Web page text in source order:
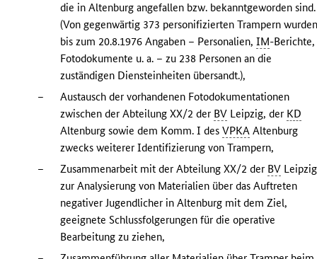
die in Altenburg angefallen bzw. bekanntgeworden sind.
(Von gegenwärtig 373 personifizierten Trampern
bis zum 20.8.1976 Angaben – Personalien,IM-Berichte,
Fotodokumente u. a. – zu 238 Personen an die
zuständigen Diensteinheiten übersandt.),
–
Austausch der vorhandenen Fotodokumentationen
zwischen der Abteilung XX/2 der BV Leipzig, der KD
Altenburg sowie dem Komm. I desVPKA Altenburg
zwecks weiterer Identifizierung von Trampern,
–
Zusammenarbeit mit der Abteilung XX/2 der BV Leipzig
zur Analysierung von Materialien über das Auftreten
negativer Jugendlicher in Altenburg mit dem Ziel,
geeignete Schlussfolgerungen für die operative
Bearbeitung zu ziehen,